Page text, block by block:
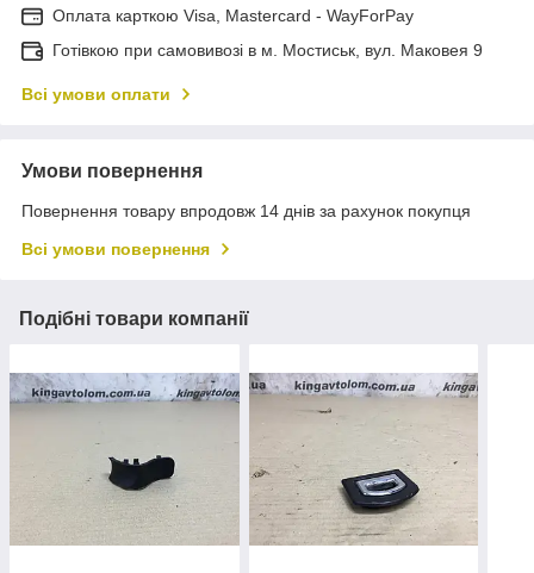
Оплата карткою Visa, Mastercard - WayForPay
Готівкою при самовивозі в м. Мостиськ, вул. Маковея 9
Всі умови оплати
Умови повернення
Повернення товару впродовж 14 днів за рахунок покупця
Всі умови повернення
Подібні товари компанії